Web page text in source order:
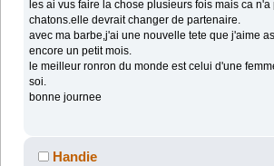
les ai vus faire la chose plusieurs fois mais ca n'a
chatons.elle devrait changer de partenaire.
avec ma barbe,j'ai une nouvelle tete que j'aime
encore un petit mois.
le meilleur ronron du monde est celui d'une
soi.
bonne journee
Handie